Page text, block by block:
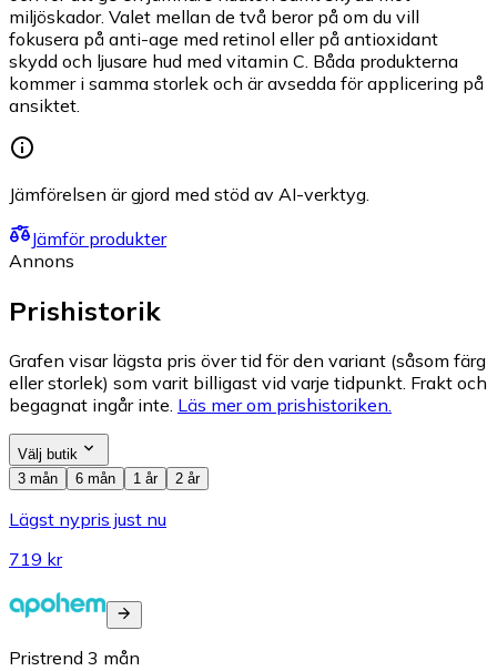
miljöskador. Valet mellan de två beror på om du vill
fokusera på anti-age med retinol eller på antioxidant
skydd och ljusare hud med vitamin C. Båda produkterna
kommer i samma storlek och är avsedda för applicering på
ansiktet.
Jämförelsen är gjord med stöd av AI-verktyg.
Jämför produkter
Annons
Prishistorik
Grafen visar lägsta pris över tid för den variant (såsom färg
eller storlek) som varit billigast vid varje tidpunkt. Frakt och
begagnat ingår inte. Läs mer om prishistoriken.
Välj butik
3 mån
6 mån 1 år 2 år
Lägst nypris just nu
719 kr
Pristrend 3 mån